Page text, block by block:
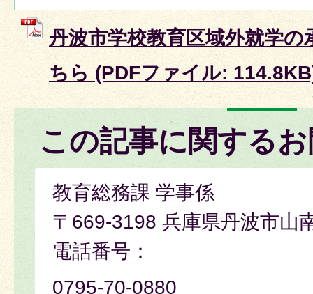
丹波市学校教育区域外就学
ちら (PDFファイル:
この記事に関する
教育総務課 学事係
〒669-3198 兵庫県丹波市山
電話番号：
0795-70-0880